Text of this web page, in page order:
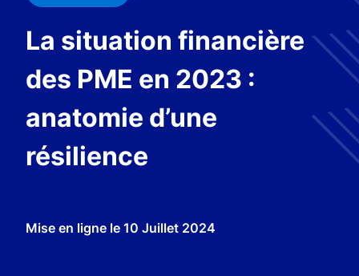
La situation financière
des PME en 2023 :
anatomie d’une
résilience
Mise en ligne le 10 Juillet 2024